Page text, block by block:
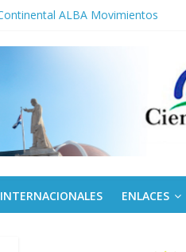
INTERNACIONALES ENLACES